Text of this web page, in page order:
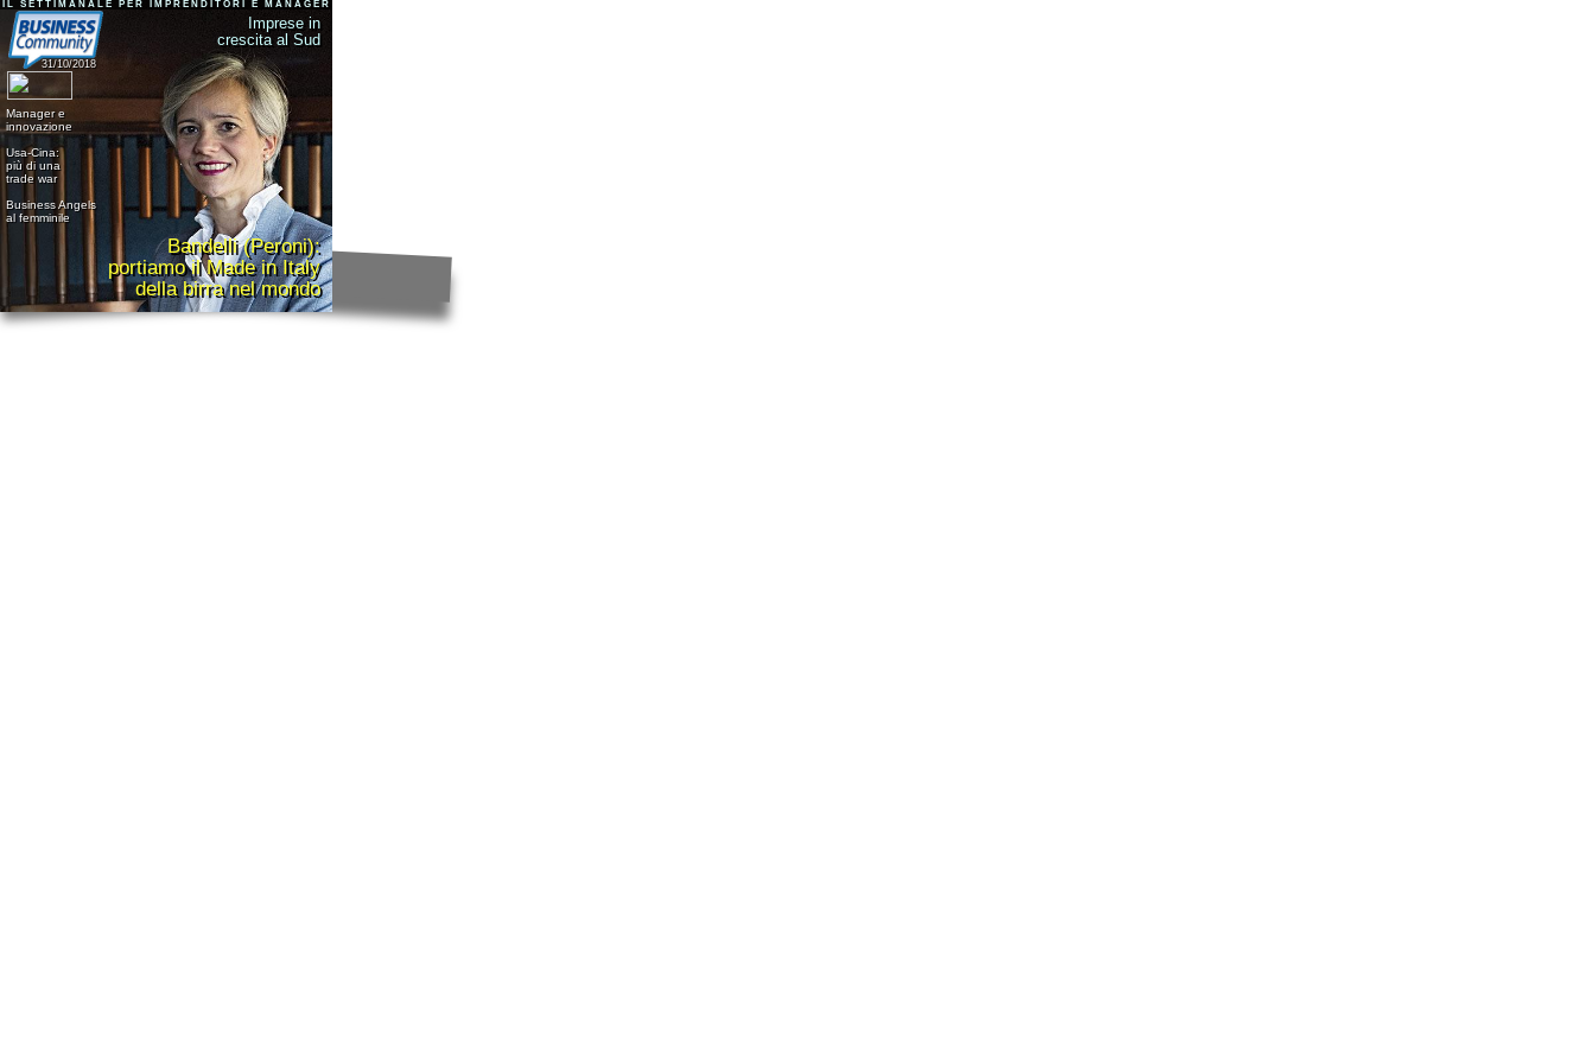
Bandelli (Peroni):
portiamo il Made in Italy
della birra nel mondo
Imprese in
crescita al Sud
Manager e
innovazione
Usa-Cina:
più di una
trade war
Business Angels
al femminile
31/10/2018
IL SETTIMANALE PER IMPRENDITORI E MANAGER